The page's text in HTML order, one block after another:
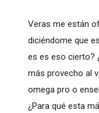
Veras me están
diciéndome que
es es eso cierto?
más provecho al
omega pro o
¿Para qué esta